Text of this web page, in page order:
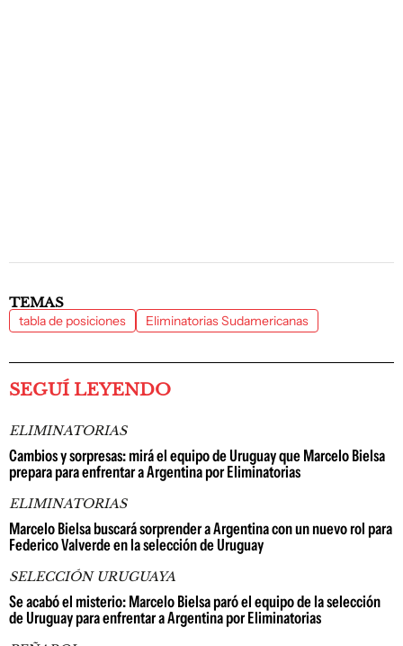
TEMAS
tabla de posiciones Eliminatorias Sudamericanas
SEGUÍ LEYENDO
ELIMINATORIAS
Cambios y sorpresas: mirá el equipo de Uruguay que Marcelo Bielsa
prepara para enfrentar a Argentina por Eliminatorias
ELIMINATORIAS
Marcelo Bielsa buscará sorprender a Argentina con un nuevo rol para
Federico Valverde en la selección de Uruguay
SELECCIÓN URUGUAYA
Se acabó el misterio: Marcelo Bielsa paró el equipo de la selección
de Uruguay para enfrentar a Argentina por Eliminatorias